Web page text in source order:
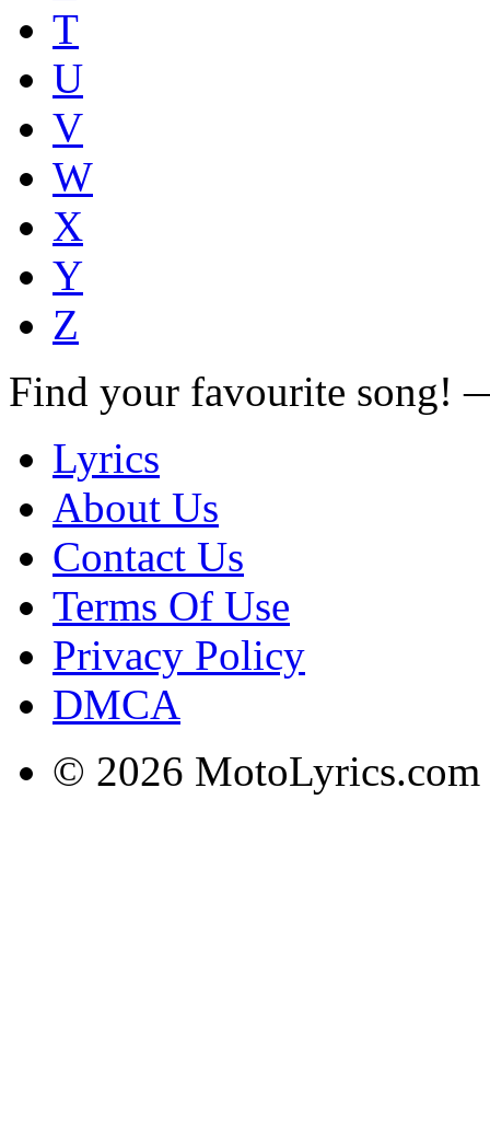
T
U
V
W
X
Y
Z
Find your favourite song!
Lyrics
About Us
Contact Us
Terms Of Use
Privacy Policy
DMCA
© 2026 MotoLyrics.com